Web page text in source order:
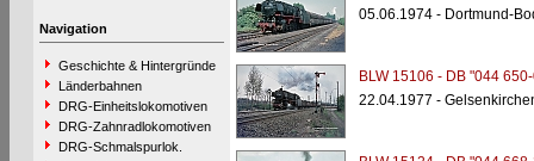
Navigation
Geschichte & Hintergründe
Länderbahnen
DRG-Einheitslokomotiven
DRG-Zahnradlokomotiven
DRG-Schmalspurlok.
05.06.1974 - Dortmund-
BLW 15106 - DB "044
22.04.1977 -